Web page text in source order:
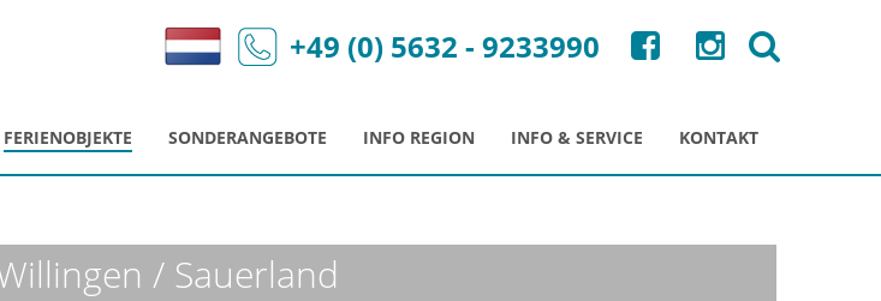
FERIENOBJEKTE SONDERANGEBOTE INFO REGION INFO & SERVICE KONTAKT
+49 (0) 5632 - 9233990
/ Sauerland